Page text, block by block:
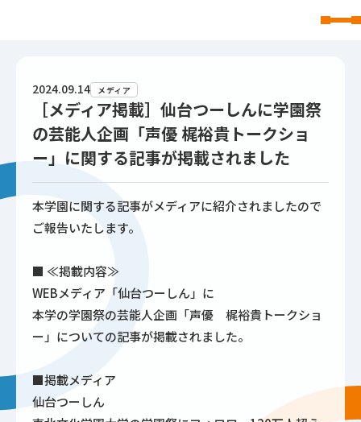
2024.09.14 メディア
［メディア掲載］仙台つーしんに学園祭
の芸能人企画「声優 梶裕貴トークショ
ー」に関する記事が掲載されました
本学園に関する記事がメディアに紹介されましたので
ご報告いたします。
■ ≪掲載内容≫
WEBメディア「仙台つーしん」に
本学の学園祭の芸能人企画「声優 梶裕貴トークショ
ー」についての記事が掲載されました。
■掲載メディア
仙台つーしん